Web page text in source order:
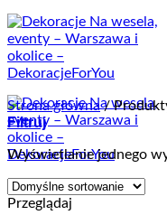
Przewiń
do
zawartości
Strona główna /
Filtruj
Wyświetlanie jednego
Przeglądaj